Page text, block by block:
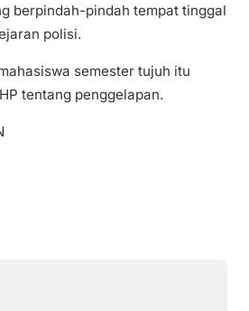
berpindah-pindah tempat tinggal
polisi.
semester tujuh itu
tentang penggelapan.